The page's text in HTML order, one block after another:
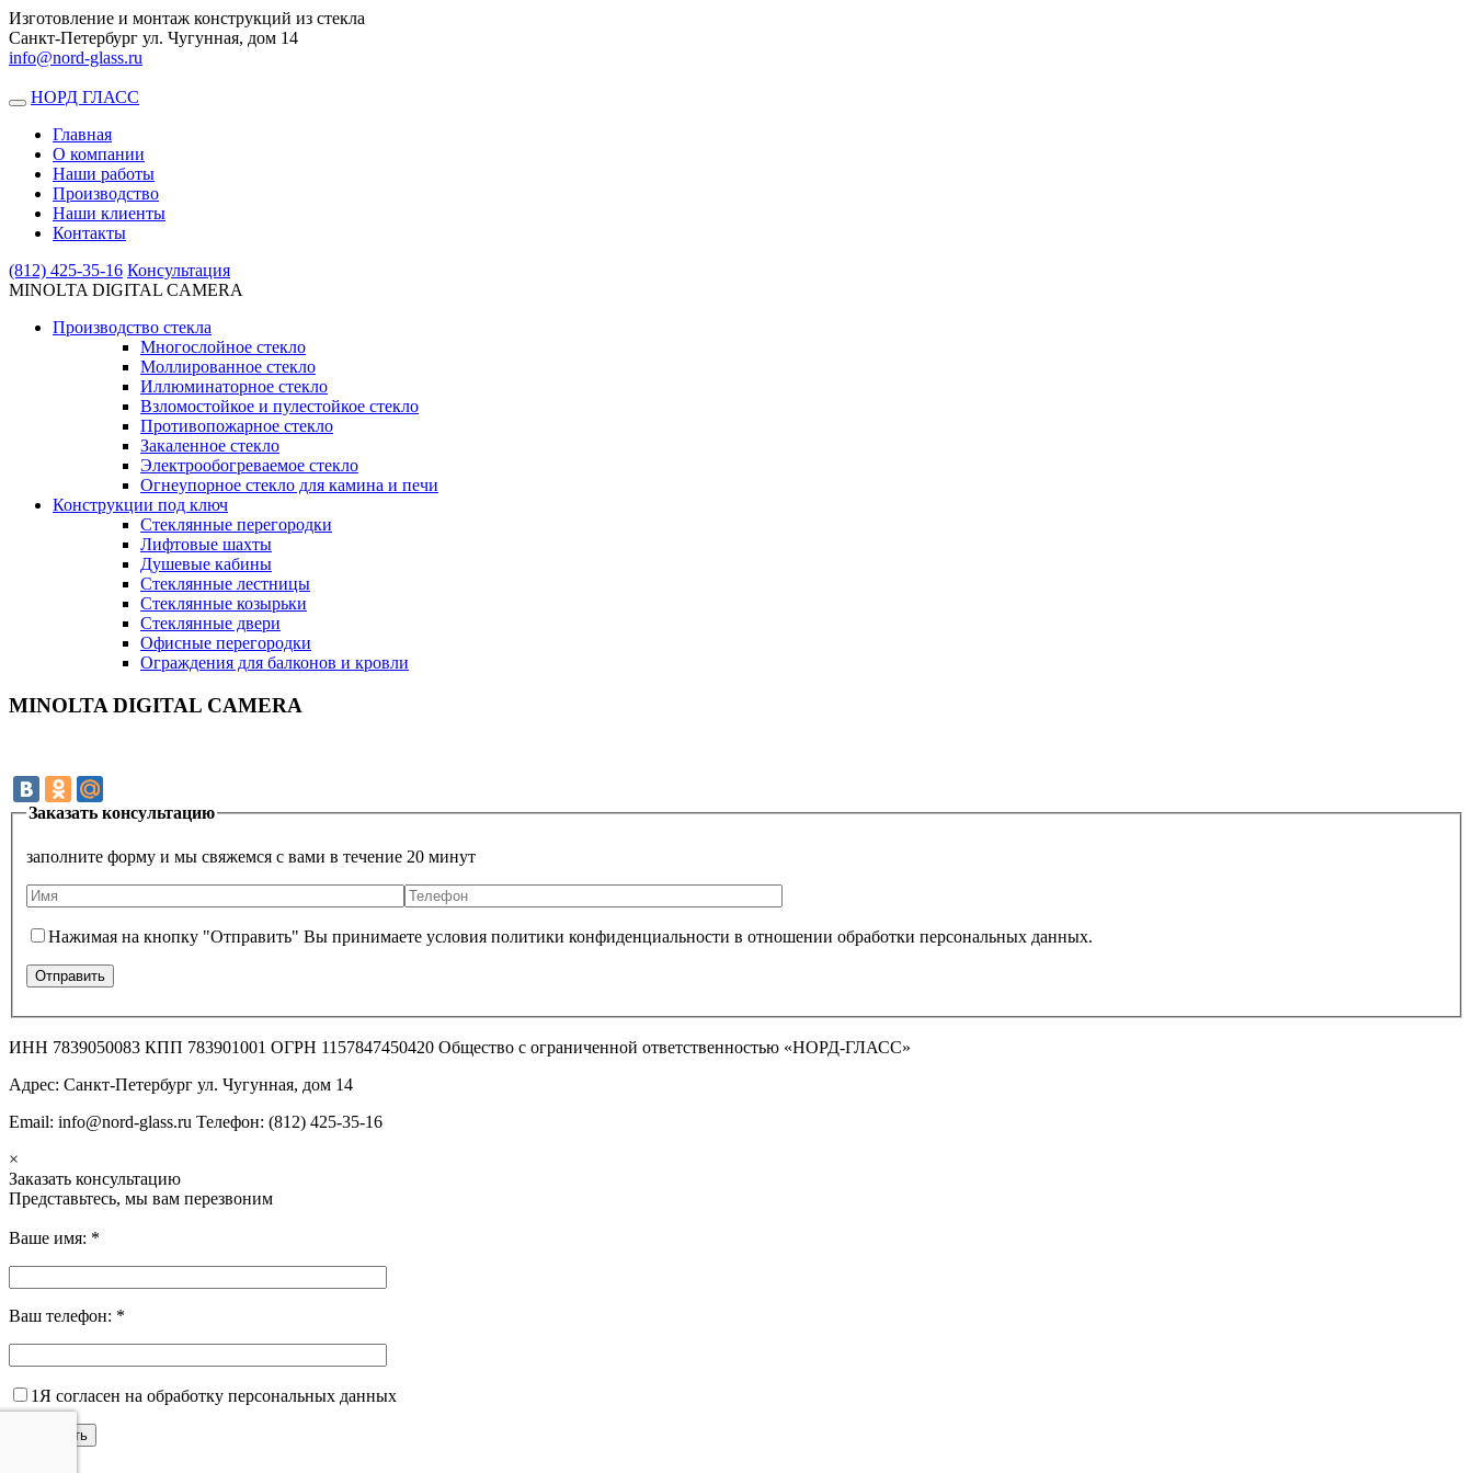
Изготовление и монтаж конструкций из стекла
Санкт-Петербург ул. Чугунная, дом 14
info@nord-glass.ru
Toggle
navigation
НОРД ГЛАСС
Главная
О компании
Наши работы
Производство
Наши клиенты
Контакты
(812) 425-35-16 Консультация
MINOLTA DIGITAL CAMERA
Производство стекла
Многослойное стекло
Моллированное стекло
Иллюминаторное стекло
Взломостойкое и пулестойкое стекло
Противопожарное стекло
Закаленное стекло
Электрообогреваемое стекло
Огнеупорное стекло для камина и печи
Конструкции под ключ
Стеклянные перегородки
Лифтовые шахты
Душевые кабины
Cтеклянные лестницы
Cтеклянные козырьки
Cтеклянные двери
Офисные перегородки
Ограждения для балконов и кровли
MINOLTA DIGITAL CAMERA
Заказать консультацию
заполните форму и мы свяжемся с вами в течение 20 минут
Нажимая на кнопку "Отправить" Вы принимаете условия политики конфиденциальности в отношении обработки персональных данных.
ИНН 7839050083 КПП 783901001 ОГРН 1157847450420 Общество с ограниченной ответственностью «НОРД-ГЛАСС»
Адрес: Санкт-Петербург ул. Чугунная, дом 14
Email: info@nord-glass.ru Телефон: (812) 425-35-16
×
Заказать консультацию
Представьтесь, мы вам перезвоним
Ваше имя: *
Ваш телефон: *
1 Я согласен на обработку персональных данных